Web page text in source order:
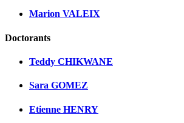
Marion VALEIX
Doctorants
Teddy CHIKWANE
Sara GOMEZ
Etienne HENRY